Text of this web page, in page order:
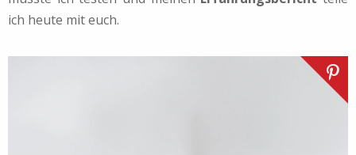
ich heute mit euch.